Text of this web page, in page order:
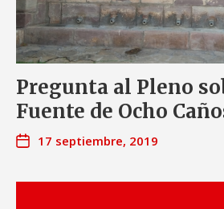
Pregunta al Pleno
Fuente de Ocho
17 septiembre, 2019